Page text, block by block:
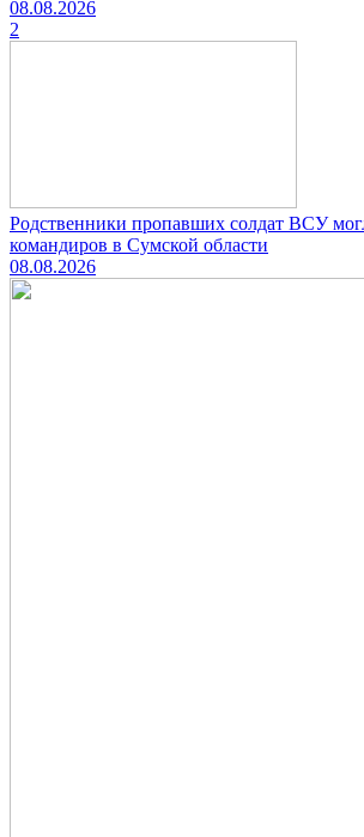
08.08.2026
2
Родственники пропавших солдат ВСУ
командиров в Сумской области
08.08.2026